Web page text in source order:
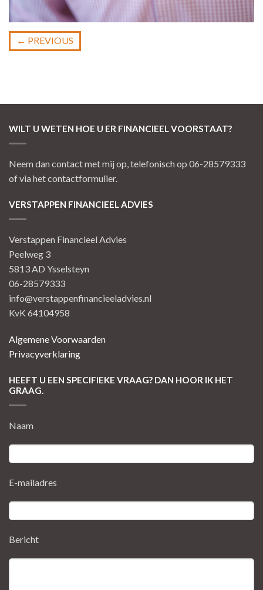
← PREVIOUS
WILT U WETEN HOE U ER FINANCIEEL VOORSTAAT?
Neem dan contact met mij op, telefonisch op 06-28579333
of via het contactformulier.
VERSTAPPEN FINANCIEEL ADVIES
Verstappen Financieel Advies
Peelweg 3
5813 AD Ysselsteyn
06-28579333
info@verstappenfinancieeladvies.nl
KvK 64104958
Algemene Voorwaarden
Privacyverklaring
HEEFT U EEN SPECIFIEKE VRAAG? DAN HOOR IK HET
GRAAG.
Naam
E-mailadres
Bericht